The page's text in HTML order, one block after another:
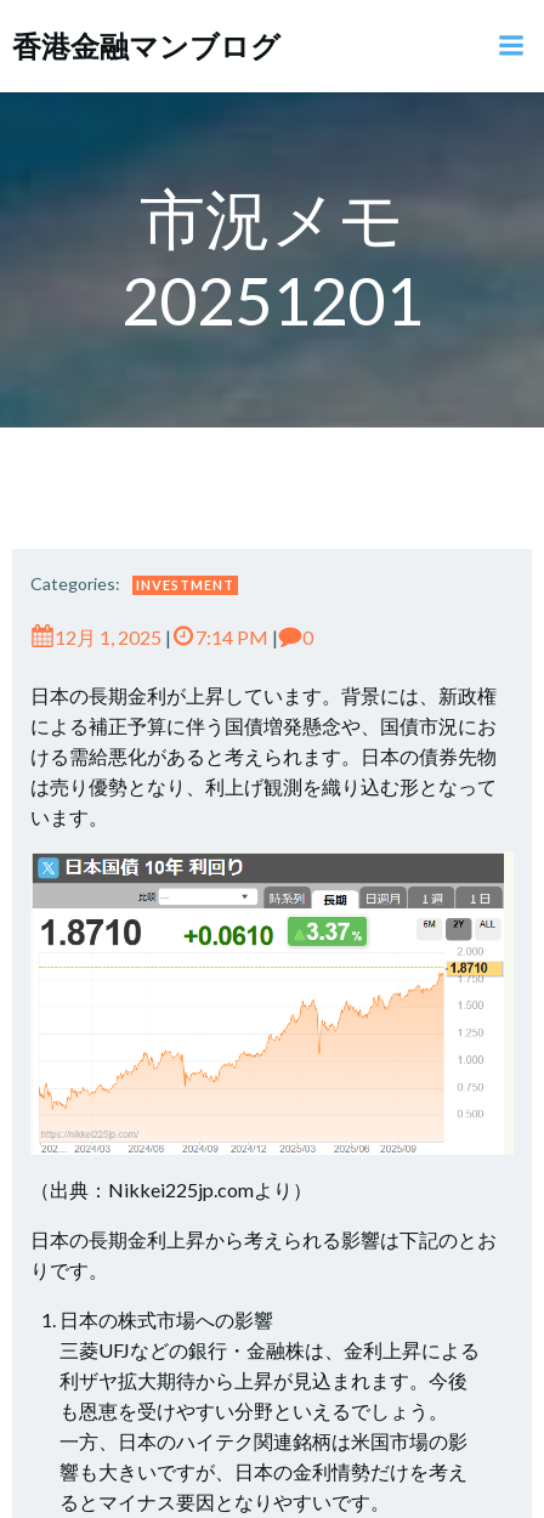
ン
ン
ッ
プ
香港金融マンブログ
市況メモ
20251201
Categories: INVESTMENT
12月 1, 2025 | 7:14 PM | 0
日本の長期金利が上昇しています。背景には、新政権
による補正予算に伴う国債増発懸念や、国債市況にお
ける需給悪化があると考えられます。日本の債券先物
は売り優勢となり、利上げ観測を織り込む形となって
います。
（出典：Nikkei225jp.comより）
日本の長期金利上昇から考えられる影響は下記のとお
りです。
日本の株式市場への影響
三菱UFJなどの銀行・金融株は、金利上昇による
利ザヤ拡大期待から上昇が見込まれます。今後
も恩恵を受けやすい分野といえるでしょう。
一方、日本のハイテク関連銘柄は米国市場の影
響も大きいですが、日本の金利情勢だけを考え
るとマイナス要因となりやすいです。